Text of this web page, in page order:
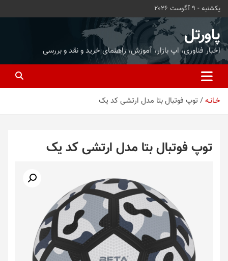
محتوا
بروید
یکشنبه - 9 آگوست 2026
پاورتل
اخبار فناوری، اپ بازار، آموزش، راهنمای خرید و نقد و بررسی
خـانـه توپ فوتبال بتا مدل ارتشی کد یک
توپ فوتبال بتا مدل ارتشی کد یک